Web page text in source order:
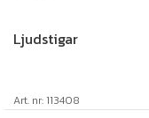
Ljudstigar
Art. nr: 113408